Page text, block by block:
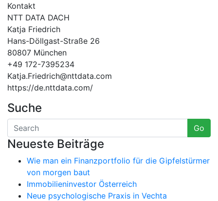
Kontakt
NTT DATA DACH
Katja Friedrich
Hans-Döllgast-Straße 26
80807 München
+49 172-7395234
Katja.Friedrich@nttdata.com
https://de.nttdata.com/
Suche
Go
Neueste Beiträge
Wie man ein Finanzportfolio für die Gipfelstürmer
von morgen baut
Immobilieninvestor Österreich
Neue psychologische Praxis in Vechta